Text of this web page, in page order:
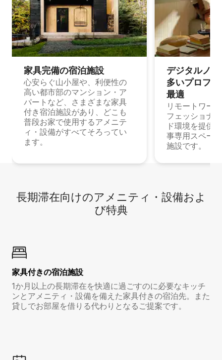
家具完備の宿⁠泊⁠施⁠設
心安らぐ山小屋や、利便性の
高い都市部のマンション・ア
パートなど、さまざまな家具
付き宿泊施設があり、どこも
普段お家で使用するアメニテ
ィ・設備がすべてそろってい
ます。
デジタルノ
多⁠いプ⁠ロ⁠フ⁠
最⁠適
リモートワー
フェッショナ
ド環境を提供
事専用スペー
施設です。
長期滞在向け⁠のア⁠メ⁠ニ⁠テ⁠ィ⁠・設⁠備⁠およ
び特⁠典
家具付き⁠の宿⁠泊⁠施⁠設
1か月以上の長期滞在を快適に過ごすのに必要なキッチ
ンとアメニティ・設備を備えた家具付きの宿泊先。また
貸しでお部屋を借りる代わりとなるご提案です。